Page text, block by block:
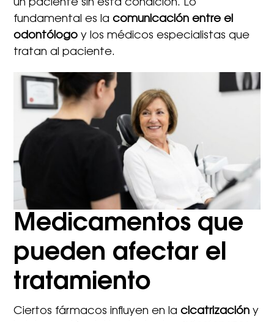
un paciente sin esta condición. Lo
fundamental es lacomunicación entre el
odontólogo y los médicos especialistas que
tratan al paciente.
Medicamentos que
pueden afectar el
tratamiento
Ciertos fármacos influyen en lacicatrización y